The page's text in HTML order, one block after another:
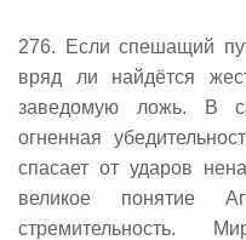
276. Если спешащий
вряд ли найдётся
заведомую ложь. В
огненная
спасает от ударов
великое понятие